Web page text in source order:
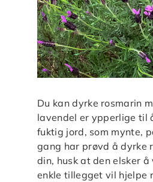
Du kan dyrke rosmarin
lavendel er ypperlige til
fuktig jord, som mynte,
gang har prøvd å dyrke
din, husk at den elsker
enkle tillegget vil hjelpe